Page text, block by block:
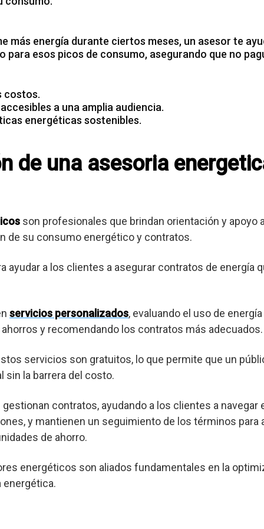
más energía durante ciertos meses, un asesor te
esos picos de consumo, asegurando que no
costos.
a una amplia audiencia.
energéticas sostenibles.
de una asesoria
son profesionales que brindan orientación y apoyo
de su consumo energético y contratos.
ayudar a los clientes a asegurar contratos de energía
servicios personalizados, evaluando el uso de
y recomendando los contratos más adecuados.
servicios son gratuitos, lo que permite que un
sin la barrera del costo.
contratos, ayudando a los clientes a
y mantienen un seguimiento de los términos para
de ahorro.
energéticos son aliados fundamentales en la
energética.